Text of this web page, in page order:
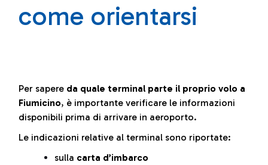
come orientarsi
Per sapere da quale terminal parte il proprio volo a
Fiumicino, è importante verificare le informazioni
disponibili prima di arrivare in aeroporto.
Le indicazioni relative al terminal sono riportate:
sulla carta d’imbarco